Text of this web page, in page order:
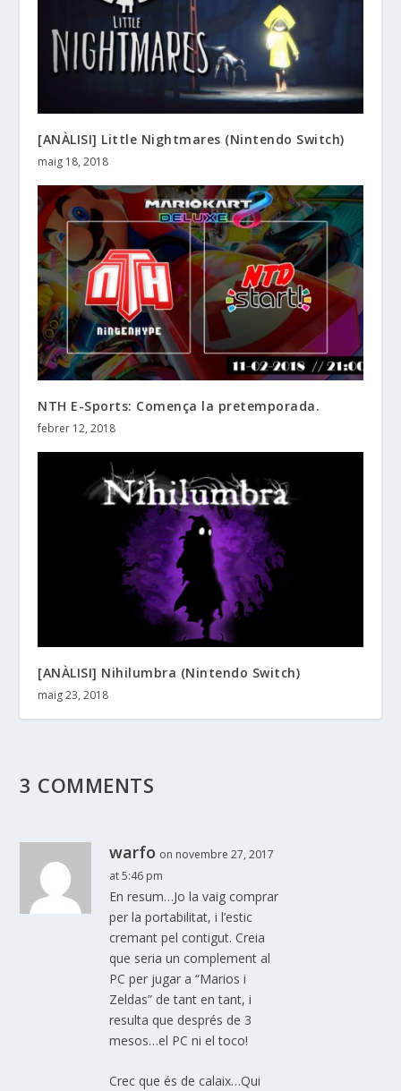
[ANÀLISI] Little Nightmares (Nintendo Switch)
maig 18, 2018
NTH E-Sports: Comença la pretemporada.
febrer 12, 2018
[ANÀLISI] Nihilumbra (Nintendo Switch)
maig 23, 2018
3 COMMENTS
warfo on novembre 27, 2017
at 5:46 pm
En resum…Jo la vaig comprar
per la portabilitat, i l’estic
cremant pel contigut. Creia
que seria un complement al
PC per jugar a “Marios i
Zeldas” de tant en tant, i
resulta que després de 3
mesos…el PC ni el toco!
Crec que és de calaix…Qui